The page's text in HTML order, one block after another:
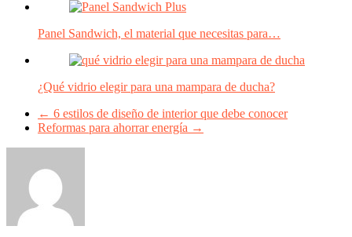
Panel Sandwich, el material que necesitas para…
¿Qué vidrio elegir para una mampara de ducha?
← 6 estilos de diseño de interior que debe conocer
Reformas para ahorrar energía →